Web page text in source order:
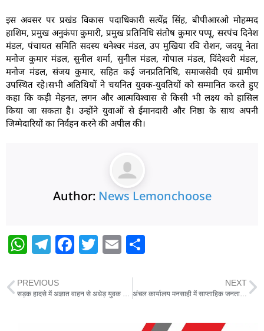
इस अवसर पर प्रखंड विकास पदाधिकारी सत्येंद्र सिंह, बीपीआरओ मोहम्मद
हाशिम, प्रमुख अनुकंपा कुमारी, प्रमुख प्रतिनिधि संतोष कुमार पप्पू, सरपंच दिनेश
मंडल, पंचायत समिति सदस्य धनेश्वर मंडल, उप मुखिया रवि रोशन, जदयू नेता
मनोज कुमार मंडल, सुनील शर्मा, सुनील मंडल, गोपाल मंडल, विंदेश्वरी मंडल,
मनोज मंडल, संजय कुमार, सहित कई जनप्रतिनिधि, समाजसेवी एवं ग्रामीण
उपस्थित रहे।सभी अतिथियों ने चयनित युवक-युवतियों को सम्मानित करते हुए
कहा कि कड़ी मेहनत, लगन और आत्मविश्वास से किसी भी लक्ष्य को हासिल
किया जा सकता है। उन्होंने युवाओं से ईमानदारी और निष्ठा के साथ अपनी
जिम्मेदारियों का निर्वहन करने की अपील की।
Author: News Lemonchoose
W
at
s
T
e
g
F
e
T
er
E
ai
l e
PREVIOUS NEXT
अंचल कार्यालय मनसाही में साप्ताहिक जनता दरबार का आयोजन